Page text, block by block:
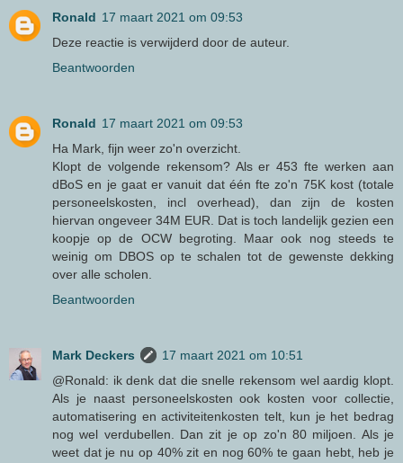
Ronald 17 maart 2021 om 09:53
Deze reactie is verwijderd door de auteur.
Beantwoorden
Ronald 17 maart 2021 om 09:53
Ha Mark, fijn weer zo'n overzicht.
Klopt de volgende rekensom? Als er 453 fte werken aan
dBoS en je gaat er vanuit dat één fte zo'n 75K kost (totale
personeelskosten, incl overhead), dan zijn de kosten
hiervan ongeveer 34M EUR. Dat is toch landelijk gezien een
koopje op de OCW begroting. Maar ook nog steeds te
weinig om DBOS op te schalen tot de gewenste dekking
over alle scholen.
Beantwoorden
Mark Deckers
17 maart 2021 om 10:51
@Ronald: ik denk dat die snelle rekensom wel aardig klopt.
Als je naast personeelskosten ook kosten voor collectie,
automatisering en activiteitenkosten telt, kun je het bedrag
nog wel verdubellen. Dan zit je op zo'n 80 miljoen. Als je
weet dat je nu op 40% zit en nog 60% te gaan hebt, heb je